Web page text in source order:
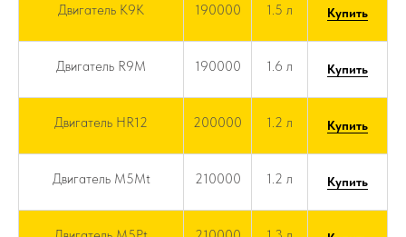
Двигатель K9K 190000 1.5 л Купить
Двигатель R9M 190000 1.6 л Купить
Двигатель HR12 200000 1.2 л Купить
Двигатель M5Mt 210000 1.2 л Купить